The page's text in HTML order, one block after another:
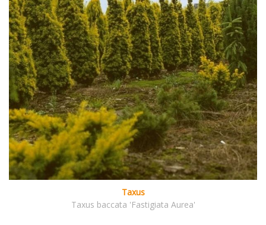
Taxus
Taxus baccata 'Fastigiata Aurea'